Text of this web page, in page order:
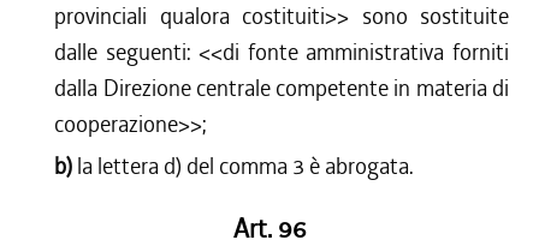
provinciali qualora costituiti>> sono sostituite
dalle seguenti: <<di fonte amministrativa forniti
dalla Direzione centrale competente in materia di
cooperazione>>;
b) la lettera d) del comma 3 è abrogata.
Art. 96